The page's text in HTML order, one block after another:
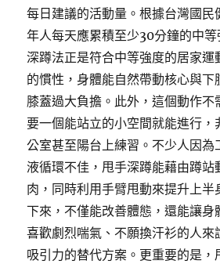
每日建議的活動量。根據台灣國民
年人每天應累積至少30分鐘的中
深蹲法正是符合中等強度的居家運
的慣性，身體能自然帶動核心與下
膝蓋過大負擔。此外，這個動作不
要一個能站立的小空間就能進行，
公室甚至陽台上練習。不少人因為
液循環不佳，甩手深蹲能藉由蹲站
肉，同時利用手臂甩動來提升上半
下來，不僅能改善體態，還能讓身
喜歡劇烈喘氣、不願換汗衫的人來
吸引力的替代方案。更重要的是，